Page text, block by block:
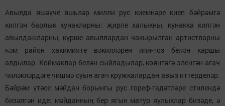
Авылда яшәүче яшьләр милли рус киемнәре киеп бәйрәмгә
килгән барлык кунакларны: җирле халыкны, кунакка килгән
авылдашларны, күрше авыллардан чакырылган артистларны
һәм район хакимияте вәкилләрен ипи-тоз белән каршы
алдылар. Коймаклар белән сыйладылар, көянтәгә эленгән агач
чиләкләрдәге чишмә суын агач кружкалардан авыз иттерделәр.
Бәйрәм үтәсе мәйдан борынгы рус гореф-гадәтләре стилендә
бизәлгән иде: мәйданның бер ягын матур яулыклар бизәде, ә